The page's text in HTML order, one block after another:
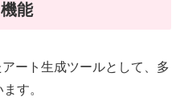
能
ート生成ツールとして、多
す。